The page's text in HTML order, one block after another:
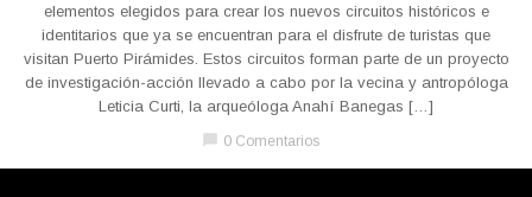
elementos elegidos para crear los nuevos circuitos históricos e
identitarios que ya se encuentran para el disfrute de turistas que
visitan Puerto Pirámides. Estos circuitos forman parte de un proyecto
de investigación-acción llevado a cabo por la vecina y antropóloga
Leticia Curti, la arqueóloga Anahí Banegas […]
0 Comentarios